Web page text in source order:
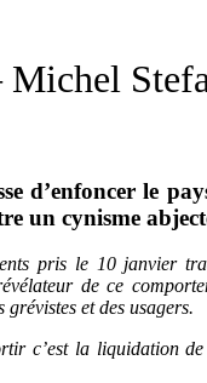
Michel
le
cynisme
pris le 10 janvier
de ce
et des usagers.
c’est la liquidation